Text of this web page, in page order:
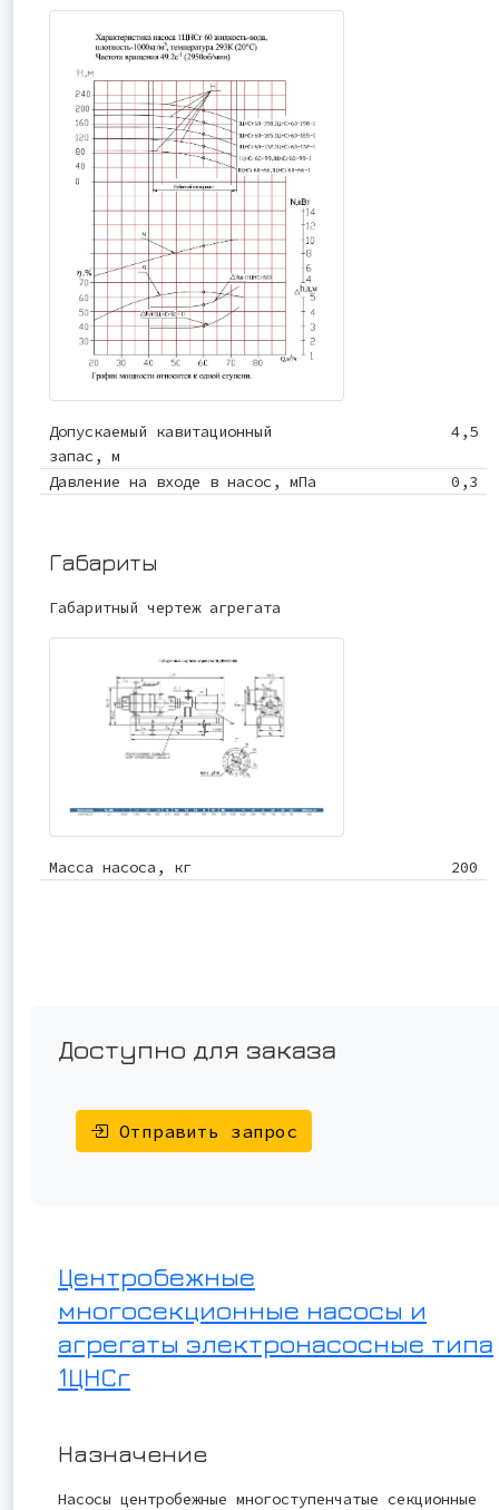
Допускаемый кавитационный
запас, м
4,5
Давление на входе в насос, мПа 0,3
Габариты
Габаритный чертеж агрегата
Масса насоса, кг 200
Доступно для заказа
Отправить запрос
Центробежные
многосекционные насосы и
агрегаты электронасосные типа
1ЦНСг
Назначение
Насосы центробежные многоступенчатые секционные